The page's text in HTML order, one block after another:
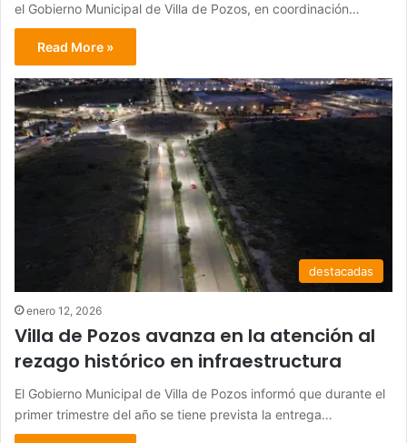
el Gobierno Municipal de Villa de Pozos, en coordinación…
Read More »
destacadas
enero 12, 2026
Villa de Pozos avanza en la atención al
rezago histórico en infraestructura
El Gobierno Municipal de Villa de Pozos informó que durante el
primer trimestre del año se tiene prevista la entrega…